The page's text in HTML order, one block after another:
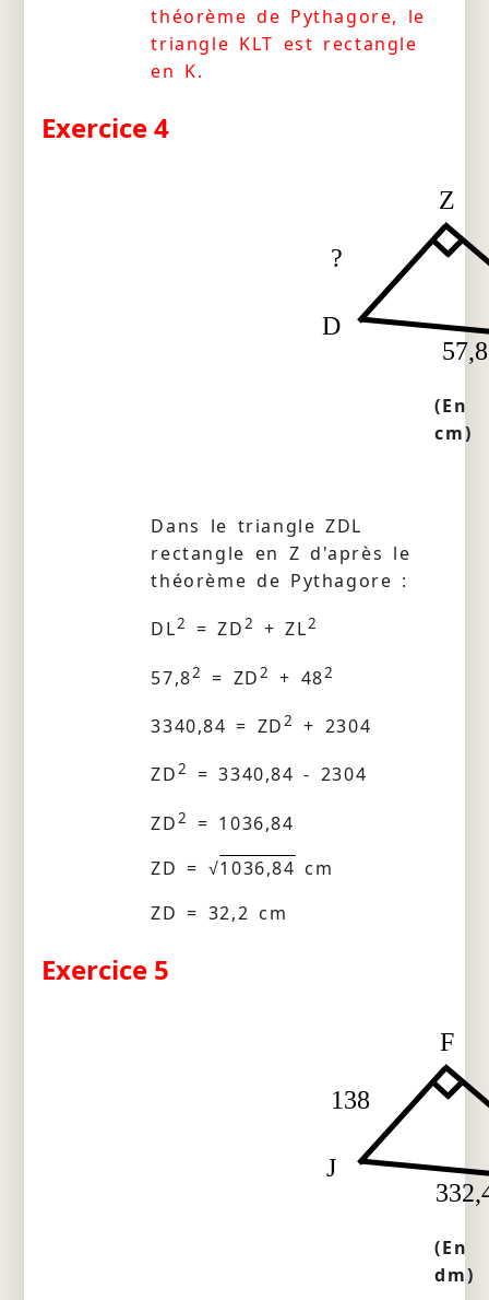
théorème de Pythagore, le
triangle KLT est rectangle
en K.
Exercice 4
Z
D
?
57,8
(En
cm)
Dans le triangle ZDL
rectangle en Z d'après le
théorème de Pythagore :
DL2 = ZD2 + ZL2
57,82 = ZD 2 + 482
3340,84 = ZD2 + 2304
ZD2 = 3340,84 - 2304
ZD 2
= 1036,84
ZD = √1036,84 cm
ZD = 32,2 cm
Exercice 5
F
J
138
(En
dm)